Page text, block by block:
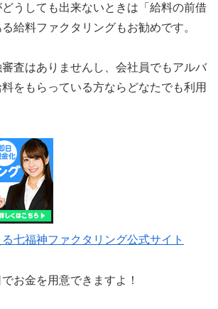
うしても出来ないときは「給料の前借
給料ファクタリングもお勧めです。
査はありませんし、会社員でもアルバ
をもらっている方ならどなたでも利用
七福神ファクタリング公式サイト
お金を用意できますよ！